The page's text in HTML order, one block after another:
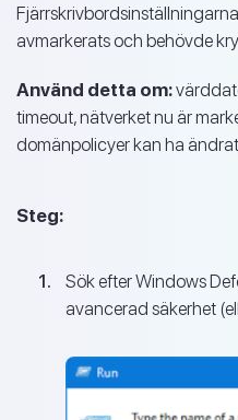
avmarkerats och behövde
Använd detta om:
timeout, nätverket nu är
domänpolicyer kan ha
Steg:
Sök efter Windows
avancerad säkerhet